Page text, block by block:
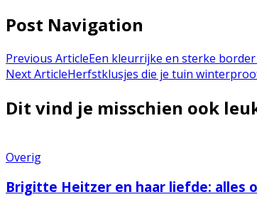
Post Navigation
Previous ArticleEen kleurrijke en sterke
Next ArticleHerfstklusjes die je tuin
Dit vind je misschien ook
Overig
Brigitte Heitzer en haar liefde: alles